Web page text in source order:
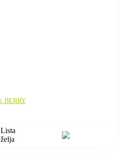
BERRY
Lista
želja